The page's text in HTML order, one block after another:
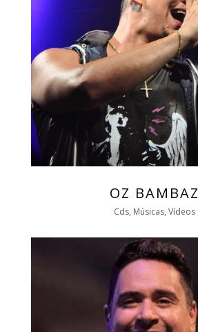
OZ BAMBAZ
Cds, Músicas, Vídeos